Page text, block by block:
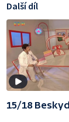
Další díl
15/18